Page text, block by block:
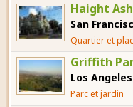
Haight
San
Quartier et
Griffith
Los Angeles
Parc et jardin